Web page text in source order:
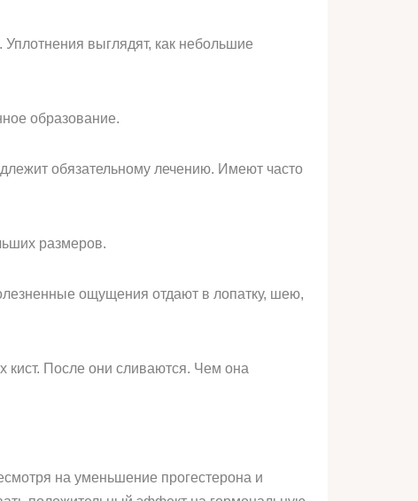
выглядят, как небольшие
образование.
обязательному лечению. Имеют часто
размеров.
ощущения отдают в лопатку, шею,
кист. После они сливаются. Чем она
на уменьшение прогестерона и